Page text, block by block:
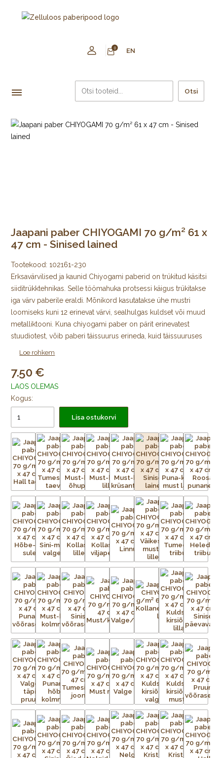
0 EN
Otsi
Jaapani paber CHIYOGAMI 70 g/m² 61 x
47 cm - Sinised lained
Tootekood: 102161-230
Erksavärvilised ja kaunid Chiyogami paberid on trükitud käsitsi
siiditrükktehnikas. Selle töömahuka protsessi käigus trükitakse
iga värv paberile eraldi. Mõnikord kasutatakse ühe mustri
loomiseks kuni 12 erinevat värvi, sealhulgas kuldset või muud
metalliktooni. Kuna chiyogami paber on pärit erinevatest
stuudiotest, võib paberi täissuurus erineda, kuid täissuuruses
lehe mustriline ala on alati 64 × 98 cm, mida ümbritseb igast
Algselt Edo ajastul välja töötatud jaapani värviliste
kujundustega mooruspuupaberid trükiti puulõigete abil
väikeste kodutarvikute katmiseks ja pabernukkude
meisterdamiseks. Tänapäeval trükitakse Chiyogamit kõikjal
Jaapanis käsitsi siiditrükis väikestes stuudiotes. Trükkimiseks
kasutatakse pleekimiskindlaid pigmente. Uusi mustreid, nii
traditsioonilisi kui ka kaasaegseid, toodetakse pidevalt
lõpututes värvikombinatsioonides.
Paberid on väga sitked ja tugevad, ning sobivad ideaalselt
raamatute, purkide ja karpide katmiseks, kaartide ning
kollaažide tegemiseks, fotode ja kunstiteoste taustaks või
raamaturiiulitele ja seintele aktsendiks. Võimalused on
piiramatud!
Chiyogami imitatsiooniga pabereid toodetakse praegu
ofsettrükiga teistes Aasia riikides. Ärge laske end petta
madalama kvaliteediga imitatsioonidest, mis tõenäoliselt
pleegivad kiiremini ja aluspaber millele trükitakse ei ole nii
tugev ja sitke kui originaalpaberitel. Ehtsate Jaapani siiditrükiste
erksuse ja tugevusega need ei võistle.
Iga Chiyogami lehe valmistamine on uskumatult töömahukas
protsess. Esialgsest kujutisest tuleb valmistada terve hulk
mustriga trükivõrke, mis on terve paberilehe suurused, üks
võrk iga mustris nähtava värvi kohta.
Aluspaber liimitakse esmalt ajutiselt tasasele pinnale.
Tänapäeval on kasutusel plast- ja metallvõrgud. Metallraami
peale pingutatud võrgule kantakse valgustundliku emulsiooni
abil trükitav kujutis. Trükivalmis raamid seadistatakse
trükikarussellile – iga värv kantakse trükilauale kinnitatud
tootele eraldi. Soovitud kujutis on võrgus avatud, ülejäänud
võrgu augud aga kaetud. Värvi laialiajamiseks ja üleliigse värvi
Loe rohkem
7.50
LAOS OLEMAS
Kogus:
Lisa ostukorvi